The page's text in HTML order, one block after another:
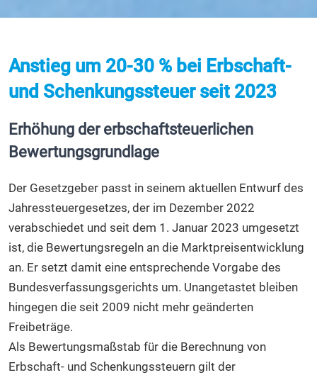
Anstieg um 20-30 % bei Erbschaft-
und Schenkungssteuer seit 2023
Erhöhung der erbschaftsteuerlichen
Bewertungsgrundlage
Der Gesetzgeber passt in seinem aktuellen Entwurf des
Jahressteuergesetzes, der im Dezember 2022
verabschiedet und seit dem 1. Januar 2023 umgesetzt
ist, die Bewertungsregeln an die Marktpreisentwicklung
an. Er setzt damit eine entsprechende Vorgabe des
Bundesverfassungsgerichts um. Unangetastet bleiben
hingegen die seit 2009 nicht mehr geänderten
Freibeträge.
Als Bewertungsmaßstab für die Berechnung von
Erbschaft- und Schenkungssteuern gilt der